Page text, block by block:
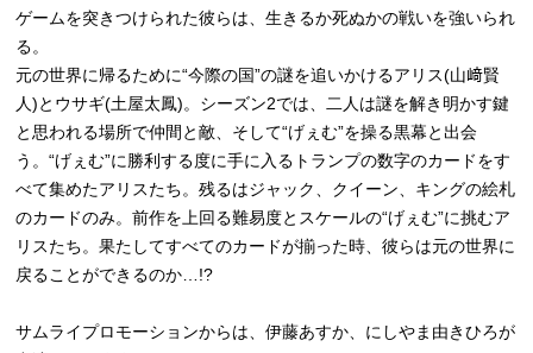
ゲームを突きつけられた彼らは、生きるか死ぬかの戦いを強いられ
る。
元の世界に帰るために“今際の国”の謎を追いかけるアリス(山﨑賢
人)とウサギ(土屋太鳳)。シーズン2では、二人は謎を解き明かす鍵
と思われる場所で仲間と敵、そして“げぇむ”を操る黒幕と出会
う。“げぇむ”に勝利する度に手に入るトランプの数字のカードをす
べて集めたアリスたち。残るはジャック、クイーン、キングの絵札
のカードのみ。前作を上回る難易度とスケールの“げぇむ”に挑むア
リスたち。果たしてすべてのカードが揃った時、彼らは元の世界に
戻ることができるのか…!?
サムライプロモーションからは、伊藤あすか、にしやま由きひろが